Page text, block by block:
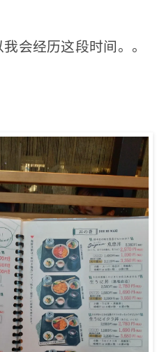
会经历这段时间。 。